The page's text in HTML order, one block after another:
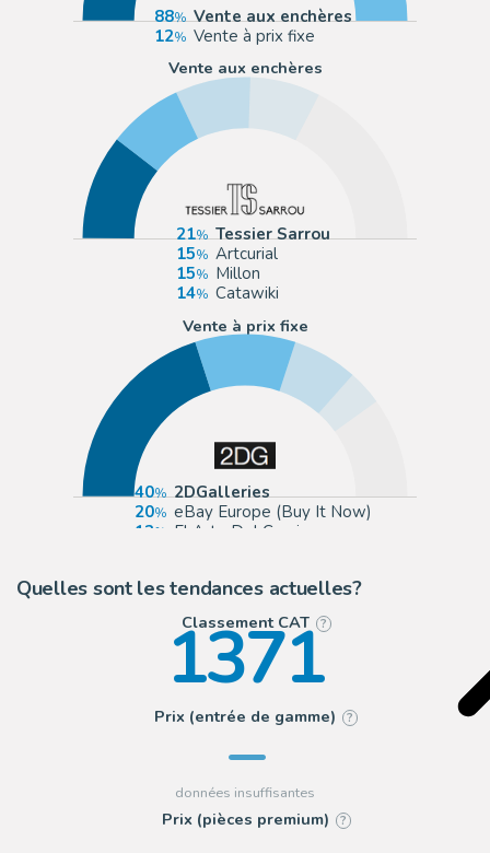
88
Vente aux enchères
12
Vente à prix fixe
Vente aux enchères
21
Tessier Sarrou
15
Artcurial
15
Millon
14
Catawiki
Vente à prix fixe
40
2DGalleries
20
eBay Europe (Buy It Now)
13
El Arte Del Comic
Quelles sont les tendances actuelles?
Classement CAT ?
1371
Prix (entrée de gamme) ?
Prix (pièces premium) ?